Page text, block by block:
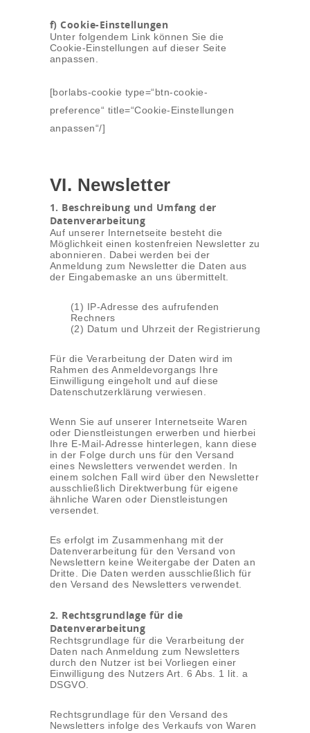
f) Cookie-Einstellungen
Unter folgendem Link können Sie die
Cookie-Einstellungen auf dieser Seite
anpassen.
[borlabs-cookie type=“btn-cookie-
preference“ title=“Cookie-Einstellungen
anpassen“/]
VI. Newsletter
1. Beschreibung und Umfang der
Datenverarbeitung
Auf unserer Internetseite besteht die
Möglichkeit einen kostenfreien Newsletter zu
abonnieren. Dabei werden bei der
Anmeldung zum Newsletter die Daten aus
der Eingabemaske an uns übermittelt.
(1) IP-Adresse des aufrufenden
Rechners
(2) Datum und Uhrzeit der Registrierung
Für die Verarbeitung der Daten wird im
Rahmen des Anmeldevorgangs Ihre
Einwilligung eingeholt und auf diese
Datenschutzerklärung verwiesen.
Wenn Sie auf unserer Internetseite Waren
oder Dienstleistungen erwerben und hierbei
Ihre E-Mail-Adresse hinterlegen, kann diese
in der Folge durch uns für den Versand
eines Newsletters verwendet werden. In
einem solchen Fall wird über den Newsletter
ausschließlich Direktwerbung für eigene
ähnliche Waren oder Dienstleistungen
versendet.
Es erfolgt im Zusammenhang mit der
Datenverarbeitung für den Versand von
Newslettern keine Weitergabe der Daten an
Dritte. Die Daten werden ausschließlich für
den Versand des Newsletters verwendet.
2. Rechtsgrundlage für die
Datenverarbeitung
Rechtsgrundlage für die Verarbeitung der
Daten nach Anmeldung zum Newsletters
durch den Nutzer ist bei Vorliegen einer
Einwilligung des Nutzers Art. 6 Abs. 1 lit. a
DSGVO.
Rechtsgrundlage für den Versand des
Newsletters infolge des Verkaufs von Waren